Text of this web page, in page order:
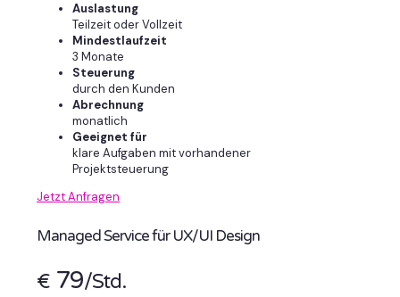
Auslastung
Teilzeit oder Vollzeit
Mindestlaufzeit
3 Monate
Steuerung
durch den Kunden
Abrechnung
monatlich
Geeignet für
klare Aufgaben mit vorhandener
Projektsteuerung
Jetzt Anfragen
Managed Service für UX/UI Design
€ 79/Std.